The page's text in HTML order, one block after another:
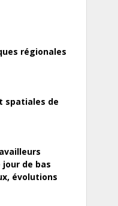
régionales
spatiales de
jour de bas
évolutions